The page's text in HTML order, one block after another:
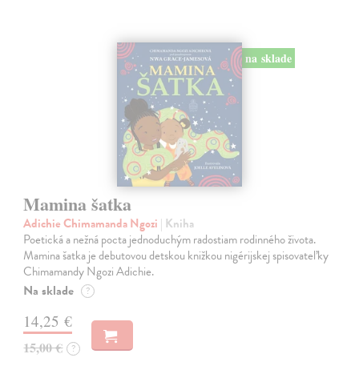
na sklade
Mamina šatka
Adichie Chimamanda Ngozi | Kniha
Poetická a nežná pocta jednoduchým radostiam rodinného života.
Mamina šatka je debutovou detskou knižkou nigérijskej spisovateľky
Chimamandy Ngozi Adichie.
Na sklade ?
14,25 €
15,00 € ?